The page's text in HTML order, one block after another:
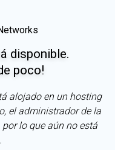
disponible.
poco!
alojado en un hosting
el administrador de la
lo que aún no está